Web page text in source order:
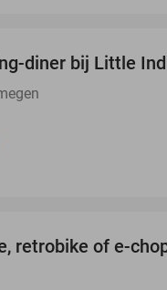
diner bij Little
retrobike of e-